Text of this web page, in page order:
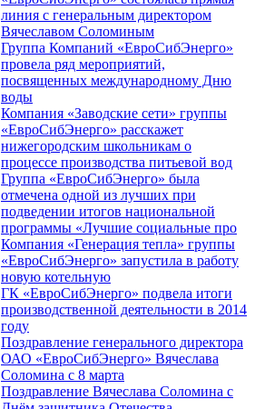
линия с генеральным директором
Вячеславом Соломиным
Группа Компаний «ЕвроСибЭнерго»
провела ряд мероприятий,
посвященных международному Дню
воды
Компания «Заводские сети» группы
«ЕвроСибЭнерго» расскажет
нижегородским школьникам о
процессе производства питьевой вод
Группа «ЕвроСибЭнерго» была
отмечена одной из лучших при
подведении итогов национальной
программы «Лучшие социальные про
Компания «Генерация тепла» группы
«ЕвроСибЭнерго» запустила в работу
новую котельную
ГК «ЕвроСибЭнерго» подвела итоги
производственной деятельности в 2014
году
Поздравление генерального директора
ОАО «ЕвроСибЭнерго» Вячеслава
Соломина с 8 марта
Поздравление Вячеслава Соломина с